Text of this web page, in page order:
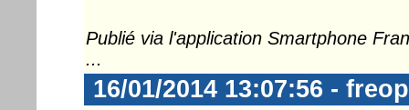
Publié via l'application Smartphone
...
16/01/2014 13:07:56 -